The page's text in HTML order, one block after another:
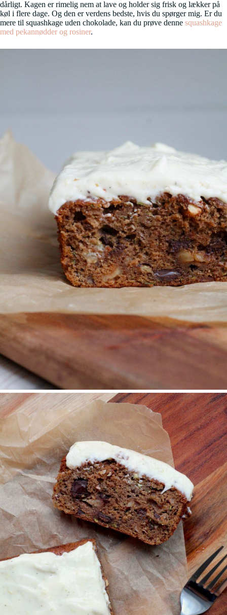
dårligt. Kagen er rimelig nem at lave og holder sig frisk og lækker på
køl i flere dage. Og den er verdens bedste, hvis du spørger mig. Er du
mere til squashkage uden chokolade, kan du prøve denne squashkage
med pekannødder og rosiner.